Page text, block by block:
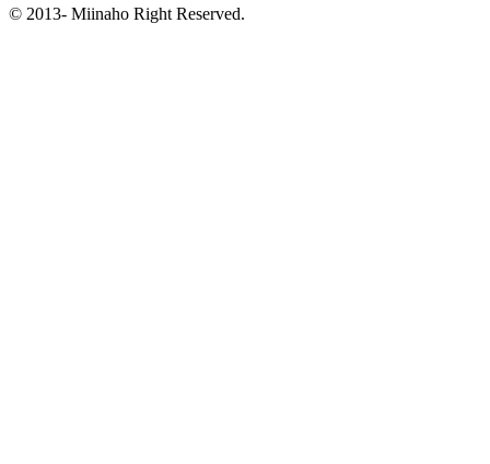
© 2013- Miinaho Right Reserved.